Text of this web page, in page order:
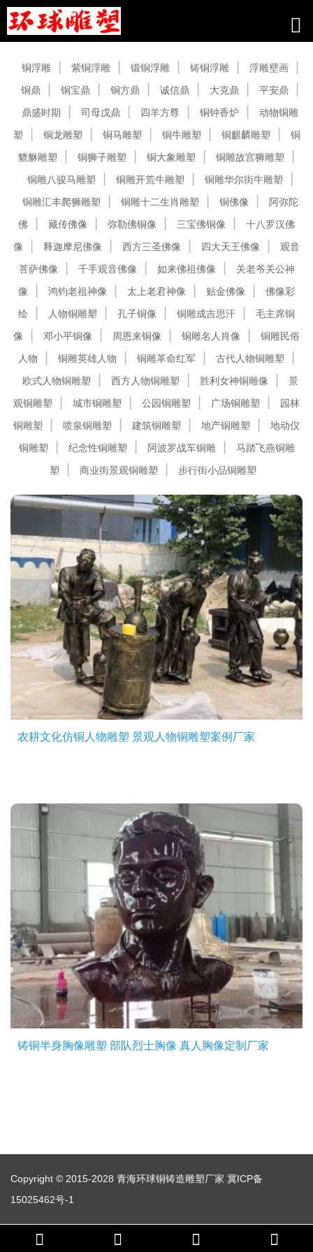
铜浮雕 紫铜浮雕 锻铜浮雕 铸铜浮雕
浮雕壁画
铜鼎
铜宝鼎 铜方鼎 诚信鼎 大克鼎
平安鼎
鼎盛时期
司母戊鼎 四羊方尊 铜钟香炉
动物铜雕
塑
铜龙雕塑 铜马雕塑 铜牛雕塑 铜麒麟雕塑
铜
貔貅雕塑
铜狮子雕塑 铜大象雕塑
铜雕故宫狮雕塑
铜雕八骏马雕塑
铜雕开荒牛雕塑
铜雕华尔街牛雕塑
铜雕汇丰爬狮雕塑
铜雕十二生肖雕塑 铜佛像
阿弥陀
佛
藏传佛像 弥勒佛铜像 三宝佛铜像
十八罗汉佛
像
释迦摩尼佛像 西方三圣佛像 四大天王佛像
观音
菩萨佛像
千手观音佛像 如来佛祖佛像
关老爷关公神
像
鸿钧老祖神像 太上老君神像 贴金佛像
佛像彩
绘
人物铜雕塑 孔子铜像 铜雕成吉思汗
毛主席铜
像
邓小平铜像 周恩来铜像 铜雕名人肖像
铜雕民俗
人物
铜雕英雄人物 铜雕革命红军
古代人物铜雕塑
欧式人物铜雕塑
西方人物铜雕塑 胜利女神铜雕像
景
观铜雕塑
城市铜雕塑 公园铜雕塑 广场铜雕塑
园林
铜雕塑
喷泉铜雕塑 建筑铜雕塑 地产铜雕塑
地动仪
铜雕塑
纪念性铜雕塑 阿波罗战车铜雕
马踏飞燕铜雕
塑
商业街景观铜雕塑 步行街小品铜雕塑
农耕文化仿铜人物雕塑 景观人物铜雕塑案例厂家
铸铜半身胸像雕塑 部队烈士胸像 真人胸像定制厂家
Copyright © 2015-2028 青海环球铜铸造雕塑厂家 冀ICP备
15025462号-1